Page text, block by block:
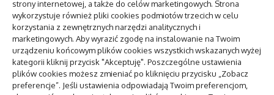
strony internetowej, a także do celów marketingowych. Strona
wykorzystuje również pliki cookies podmiotów trzecich w celu
korzystania z zewnętrznych narzędzi analitycznych i
marketingowych. Aby wyrazić zgodę na instalowanie na Twoim
urządzeniu końcowym plików cookies wszystkich wskazanych wyżej
kategorii kliknij przycisk "Akceptuję". Poszczególne ustawienia
plików cookies możesz zmieniać po kliknięciu przycisku „Zobacz
preferencje”. Jeśli ustawienia odpowiadają Twoim preferencjom,
pozycjonowanie lokalne
mozzarella
taką
popularnością
To się teraz czyta